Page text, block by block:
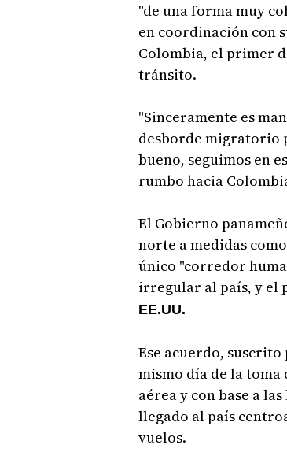
"de una forma muy
en coordinación con
Colombia, el primer
tránsito.
"Sinceramente es
desborde migratorio
bueno, seguimos en
rumbo hacia
El Gobierno
norte a medidas
único "corredor
irregular al país, y el
EE.UU.
Ese acuerdo, suscrito
mismo día de la
aérea y con base a
llegado al país
vuelos.